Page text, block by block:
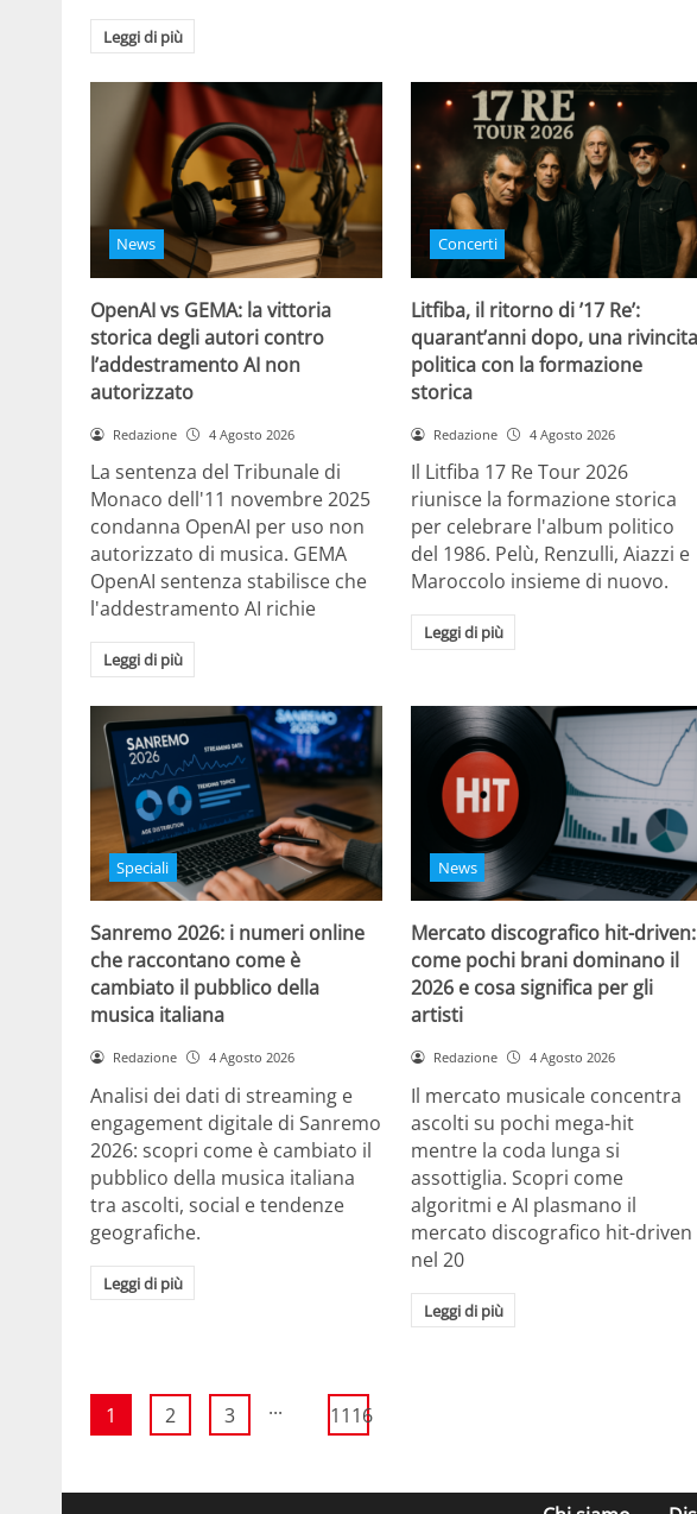
Leggi di più
News
OpenAI vs GEMA: la vittoria
storica degli autori contro
l’addestramento AI non
autorizzato
Redazione 4 Agosto 2026
La sentenza del Tribunale di
Monaco dell'11 novembre 2025
condanna OpenAI per uso non
autorizzato di musica. GEMA
OpenAI sentenza stabilisce che
l'addestramento AI richie
Leggi di più
Concerti
Litfiba, il ritorno di ’17 Re’:
quarant’anni dopo, una rivincita
politica con la formazione
storica
Redazione 4 Agosto 2026
Il Litfiba 17 Re Tour 2026
riunisce la formazione storica
per celebrare l'album politico
del 1986. Pelù, Renzulli, Aiazzi e
Maroccolo insieme di nuovo.
Leggi di più
Speciali
Sanremo 2026: i numeri online
che raccontano come è
cambiato il pubblico della
musica italiana
Redazione 4 Agosto 2026
Analisi dei dati di streaming e
engagement digitale di Sanremo
2026: scopri come è cambiato il
pubblico della musica italiana
tra ascolti, social e tendenze
geografiche.
Leggi di più
News
Mercato discografico hit-driven:
come pochi brani dominano il
2026 e cosa significa per gli
artisti
Redazione 4 Agosto 2026
Il mercato musicale concentra
ascolti su pochi mega-hit
mentre la coda lunga si
assottiglia. Scopri come
algoritmi e AI plasmano il
mercato discografico hit-driven
nel 20
Leggi di più
1 2 3 ... 1116